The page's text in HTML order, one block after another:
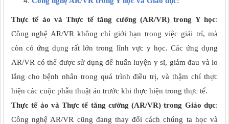
Thực tế ảo và Thực tế tăng cường (AR/VR) trong Y học:
Công nghệ AR/VR không chỉ giới hạn trong việc giải trí, mà
còn có ứng dụng rất lớn trong lĩnh vực y học. Các ứng dụng
AR/VR có thể được sử dụng để huấn luyện y sĩ, giảm đau và lo
lắng cho bệnh nhân trong quá trình điều trị, và thậm chí thực
hiện các cuộc phẫu thuật ảo trước khi thực hiện trong thực tế.
Thực tế ảo và Thực tế tăng cường (AR/VR) trong Giáo dục:
Công nghệ AR/VR cũng đang thay đổi cách chúng ta học và